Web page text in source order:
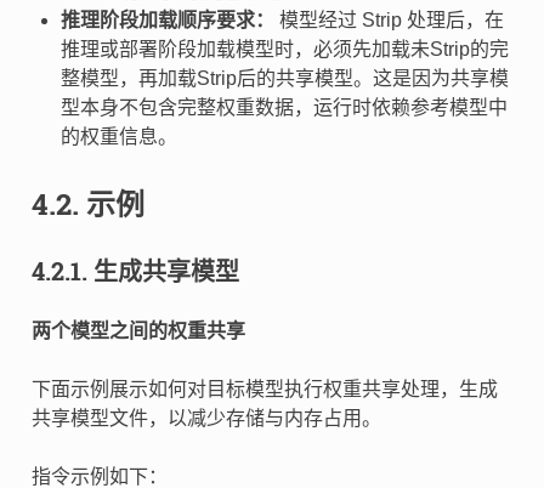
推理阶段加载顺序要求：
模型经过 Strip 处理后，在
推理或部署阶段加载模型时，必须先加载未Strip的完
整模型，再加载Strip后的共享模型。这是因为共享模
型本身不包含完整权重数据，运行时依赖参考模型中
的权重信息。
4.2. 示例
4.2.1. 生成共享模型
两个模型之间的权重共享
下面示例展示如何对目标模型执行权重共享处理，生成
共享模型文件，以减少存储与内存占用。
指令示例如下：